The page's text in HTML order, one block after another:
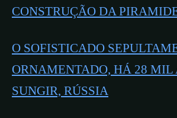
CONSTRUÇÃO DA
O SOFISTICADO
ORNAMENTADO, HÁ 28 MIL
SUNGIR, RÚSSIA